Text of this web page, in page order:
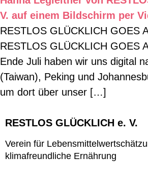
RESTLOS GLÜCKLICH GOES
RESTLOS GLÜCKLICH GOES
Ende Juli haben wir uns digital
(Taiwan), Peking und
um dort über unser […]
RESTLOS GLÜCKLICH e. V.
Verein für
klimafreundliche Ernährung